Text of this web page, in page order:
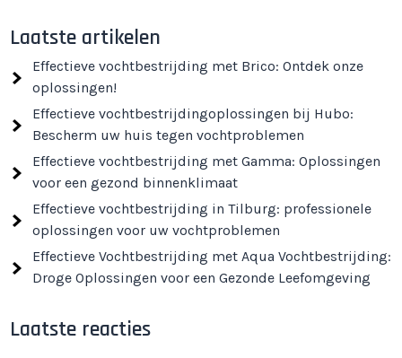
Laatste artikelen
Effectieve vochtbestrijding met Brico: Ontdek onze
oplossingen!
Effectieve vochtbestrijdingoplossingen bij Hubo:
Bescherm uw huis tegen vochtproblemen
Effectieve vochtbestrijding met Gamma: Oplossingen
voor een gezond binnenklimaat
Effectieve vochtbestrijding in Tilburg: professionele
oplossingen voor uw vochtproblemen
Effectieve Vochtbestrijding met Aqua Vochtbestrijding:
Droge Oplossingen voor een Gezonde Leefomgeving
Laatste reacties